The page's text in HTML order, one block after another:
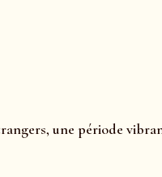
une période